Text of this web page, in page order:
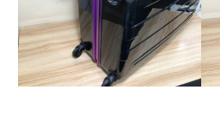
カバンの修理
傘修理